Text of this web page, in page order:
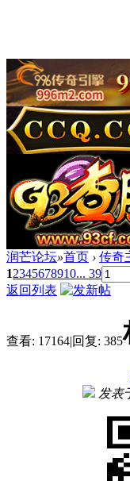
润芒论坛»首页 › 传奇
12345678910... 39
返回列表
查看: 17164|回复: 385
发表